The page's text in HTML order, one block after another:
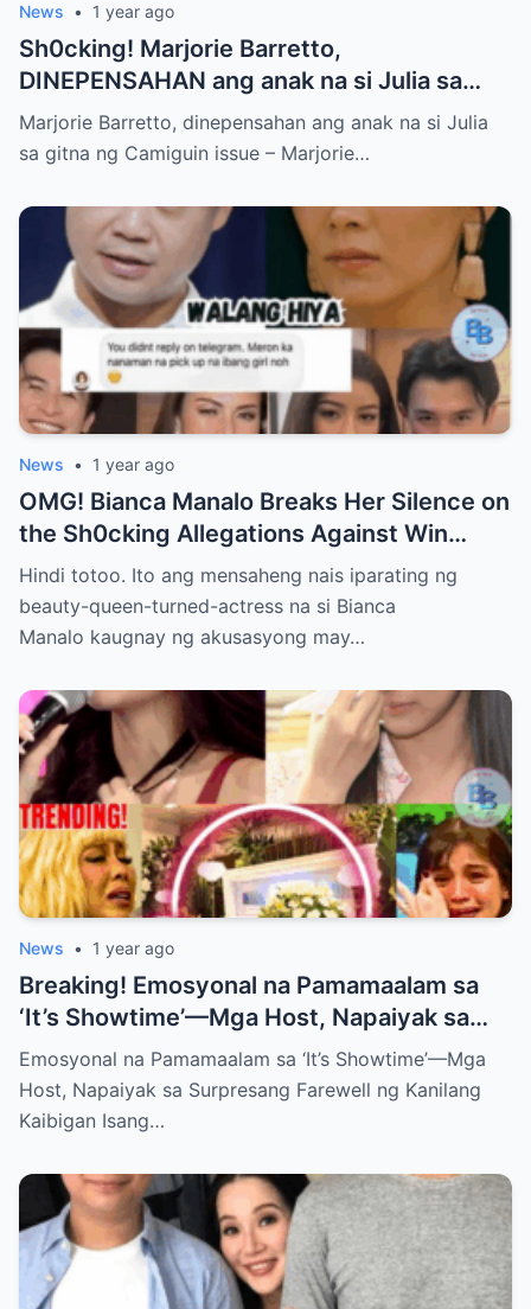
News • 1 year ago
Sh0cking! Marjorie Barretto,
DINEPENSAHAN ang anak na si Julia sa
gitna ng Camiguin issue
Marjorie Barretto, dinepensahan ang anak na si Julia
sa gitna ng Camiguin issue – Marjorie…
News • 1 year ago
OMG! Bianca Manalo Breaks Her Silence on
the Sh0cking Allegations Against Win
Gatchalian—What She Has to Say Will
Leave You Speechless!
Hindi totoo. Ito ang mensaheng nais iparating ng
beauty-queen-turned-actress na si Bianca
Manalo kaugnay ng akusasyong may…
News • 1 year ago
Breaking! Emosyonal na Pamamaalam sa
‘It’s Showtime’—Mga Host, Napaiyak sa
Surpresang Farewell ng Kanilang Kaibigan
Emosyonal na Pamamaalam sa ‘It’s Showtime’—Mga
Host, Napaiyak sa Surpresang Farewell ng Kanilang
Kaibigan Isang…